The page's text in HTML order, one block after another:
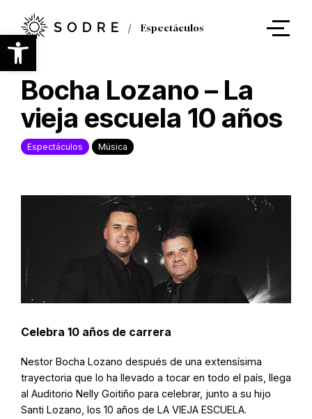
Abrir barra de herramientas
contenido
principal
Espectáculos
Bocha Lozano – La
vieja escuela 10 años
Espectáculos Música
Celebra 10 años de carrera
Nestor Bocha Lozano después de una extensísima
trayectoria que lo ha llevado a tocar en todo el país, llega
al Auditorio Nelly Goitiño para celebrar, junto a su hijo
Santi Lozano, los 10 años de LA VIEJA ESCUELA.